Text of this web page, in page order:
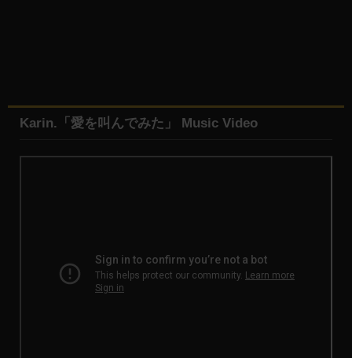
Karin.「愛を叫んでみた」 Music Video